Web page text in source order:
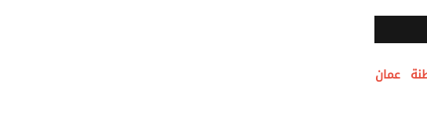
عمان